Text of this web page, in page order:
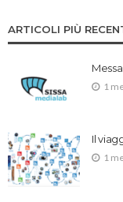
ARTICOLI PIÙ
1
Il
1